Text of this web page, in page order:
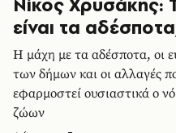
είναι τα
Η μάχη με τα αδέσποτα, οι
των δήμων και οι αλλαγές
εφαρμοστεί ουσιαστικά ο
ζώων